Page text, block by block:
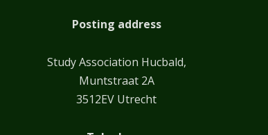
Posting address
Study Association Hucbald,
Muntstraat 2A
3512EV Utrecht